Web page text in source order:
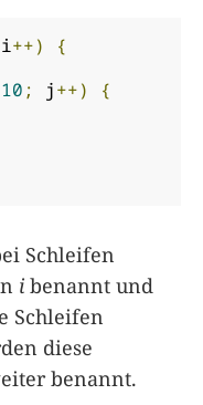
i++)
{
10 ; j++)
{
Schleifen
i benannt und
Schleifen
diese
benannt.